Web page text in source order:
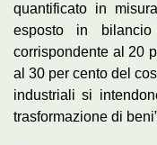
quantificato in
esposto in
corrispondente al 20
al 30 per cento del
industriali si
trasformazione di